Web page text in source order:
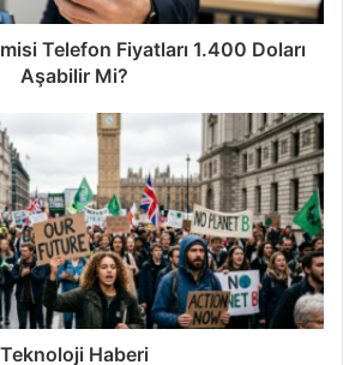
Telefon Fiyatları 1.400 Doları
Aşabilir Mi?
Teknoloji Haberi